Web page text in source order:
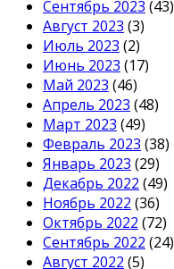
Сентябрь 2023 (43)
Август 2023 (3)
Июль 2023 (2)
Июнь 2023 (17)
Май 2023 (46)
Апрель 2023 (48)
Март 2023 (49)
Февраль 2023 (38)
Январь 2023 (29)
Декабрь 2022 (49)
Ноябрь 2022 (36)
Октябрь 2022 (72)
Сентябрь 2022 (24)
Август 2022 (5)